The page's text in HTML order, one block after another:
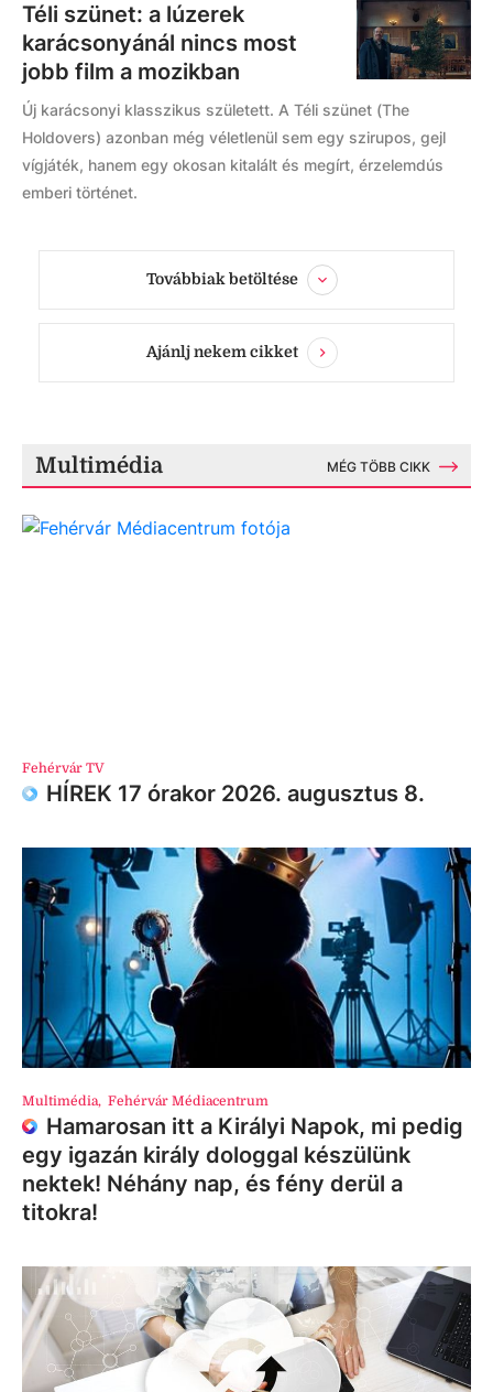
Téli szünet: a lúzerek
karácsonyánál nincs most
jobb film a mozikban
Új karácsonyi klasszikus született. A Téli szünet (The
Holdovers) azonban még véletlenül sem egy szirupos, gejl
vígjáték, hanem egy okosan kitalált és megírt, érzelemdús
emberi történet.
Továbbiak betöltése
Ajánlj nekem cikket
Multimédia MÉG TÖBB CIKK
Fehérvár TV
HÍREK 17 órakor 2026. augusztus 8.
Multimédia, Fehérvár Médiacentrum
Hamarosan itt a Királyi Napok, mi pedig
egy igazán király dologgal készülünk
nektek! Néhány nap, és fény derül a
titokra!